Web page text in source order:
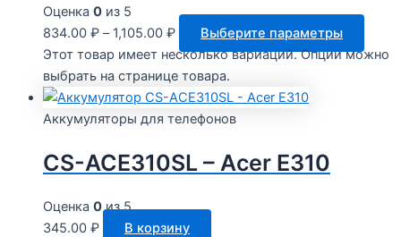
Оценка 0 из 5
834.00 ₽ – 1,105.00 ₽
Выберите параметры
Этот товар имеет несколько вариаций. Опции можно
выбрать на странице товара.
Аккумуляторы для телефонов
CS-ACE310SL – Acer E310
Оценка 0из 5
345.00 ₽ В корзину